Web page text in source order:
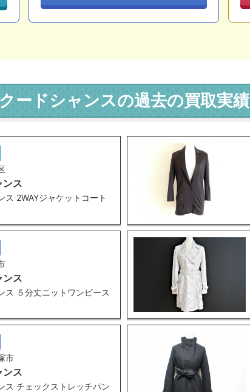
クードシャンスの過去の買取実績
ンス
ス 2WAYジャケットコート
ンス
ス ５分丈ニットワンピース
市
ンス
ス チェックストレッチパン